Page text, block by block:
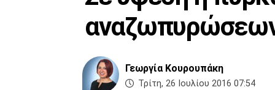
Γεωργία Κουρουπάκη
Τρίτη, 26 Ιουλίου 2016 07:54